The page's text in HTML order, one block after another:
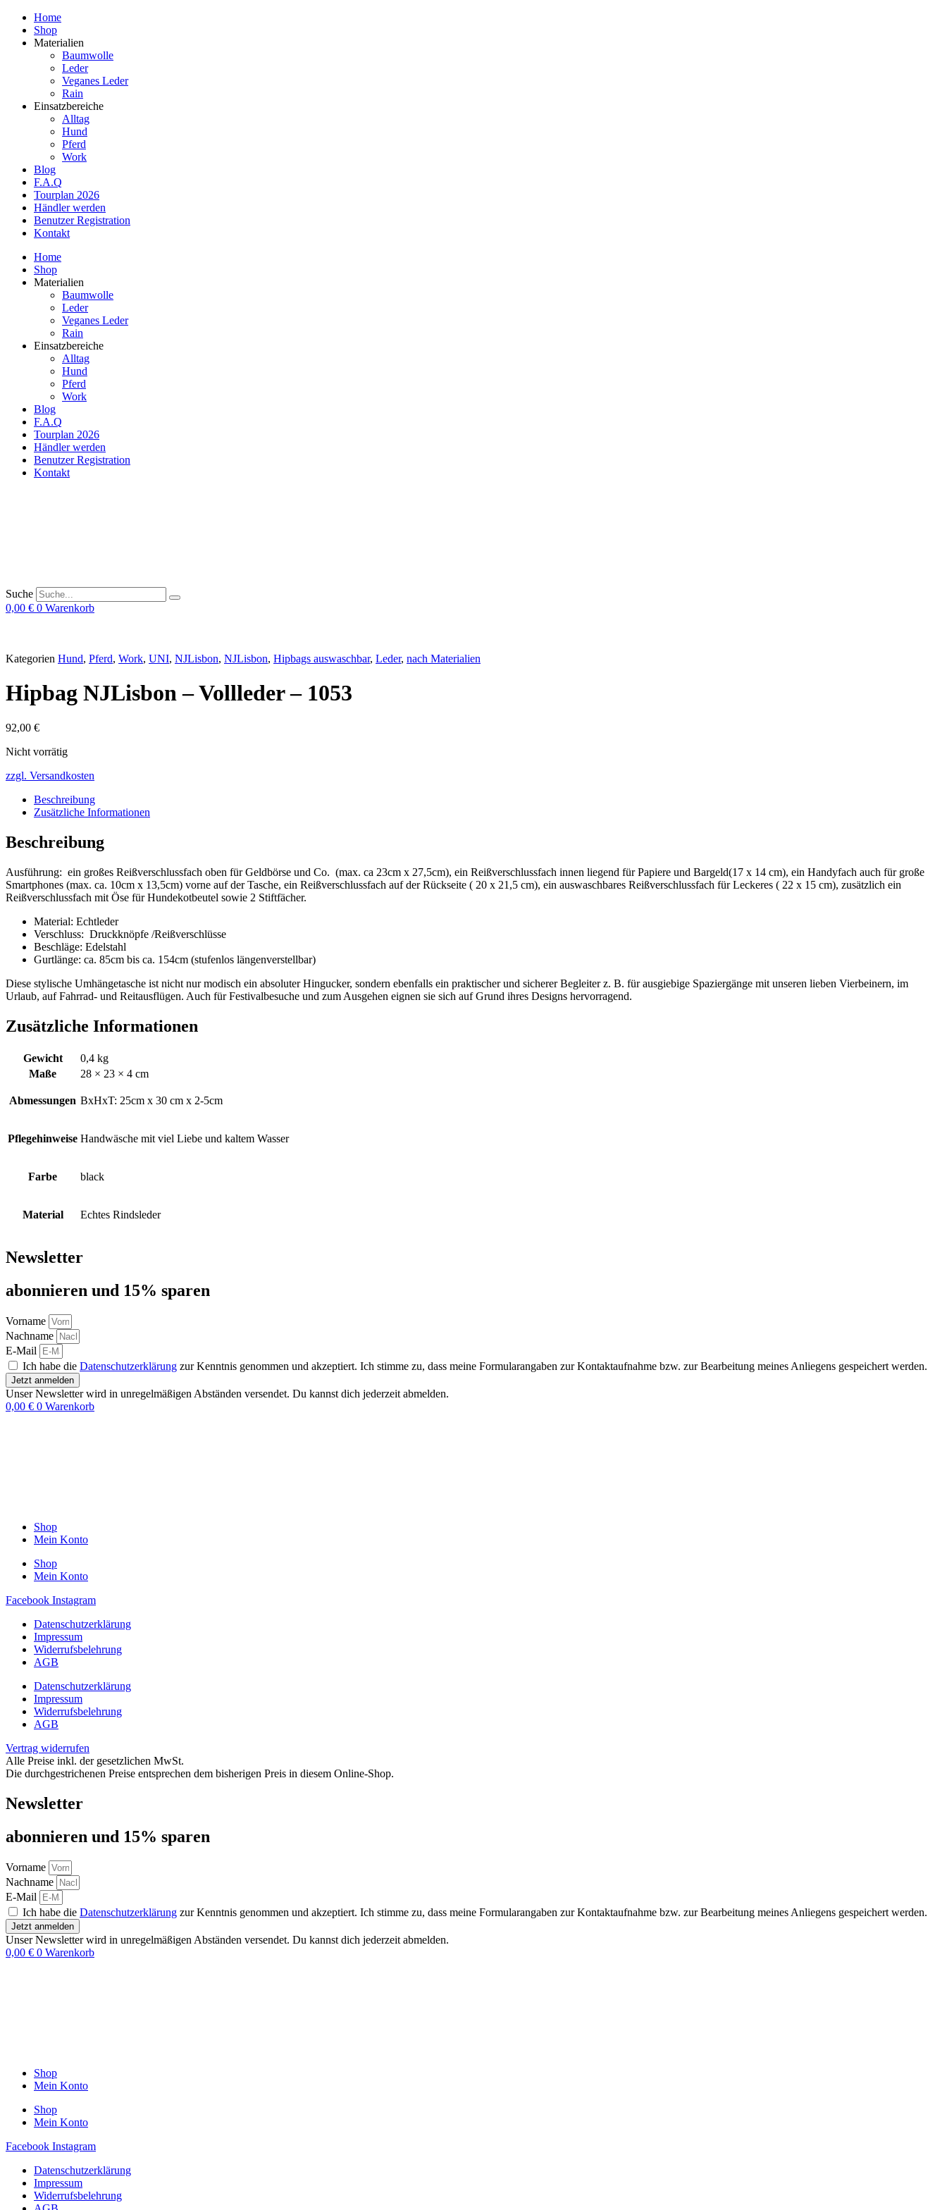
Home
Shop
Materialien
Baumwolle
Leder
Veganes Leder
Rain
Einsatzbereiche
Alltag
Hund
Pferd
Work
Blog
F.A.Q
Tourplan 2026
Händler werden
Benutzer Registration
Kontakt
Home
Shop
Materialien
Baumwolle
Leder
Veganes Leder
Rain
Einsatzbereiche
Alltag
Hund
Pferd
Work
Blog
F.A.Q
Tourplan 2026
Händler werden
Benutzer Registration
Kontakt
Suche
0,00 € 0 Warenkorb
Kategorien Hund, Pferd, Work, UNI, NJLisbon, NJLisbon, Hipbags auswaschbar, Leder, nach Materialien
Hipbag NJLisbon – Vollleder – 1053
92,00 €
Nicht vorrätig
zzgl. Versandkosten
Beschreibung
Zusätzliche Informationen
Beschreibung
Ausführung: ein großes Reißverschlussfach oben für Geldbörse und Co. (max. ca 23cm x 27,5cm), ein Reißverschlussfach innen liegend für Papiere und Bargeld(17 x 14 cm), ein Handyfach auch für große
Smartphones (max. ca. 10cm x 13,5cm) vorne auf der Tasche, ein Reißverschlussfach auf der Rückseite ( 20 x 21,5 cm), ein auswaschbares Reißverschlussfach für Leckeres ( 22 x 15 cm), zusätzlich ein
Reißverschlussfach mit Öse für Hundekotbeutel sowie 2 Stiftfächer.
Material: Echtleder
Verschluss: Druckknöpfe /Reißverschlüsse
Beschläge: Edelstahl
Gurtlänge: ca. 85cm bis ca. 154cm (stufenlos längenverstellbar)
Diese stylische Umhängetasche ist nicht nur modisch ein absoluter Hingucker, sondern ebenfalls ein praktischer und sicherer Begleiter z. B. für ausgiebige Spaziergänge mit unseren lieben Vierbeinern, im
Urlaub, auf Fahrrad- und Reitausflügen. Auch für Festivalbesuche und zum Ausgehen eignen sie sich auf Grund ihres Designs hervorragend.
Zusätzliche Informationen
Gewicht
0,4 kg
Maße
28 × 23 × 4 cm
Abmessungen BxHxT: 25cm x 30 cm x 2-5cm
Pflegehinweise Handwäsche mit viel Liebe und kaltem Wasser
Farbe black
Material Echtes Rindsleder
Newsletter
abon­nie­ren und 15% sparen
Vorname
Nachname
E-Mail
Ich habe die Datenschutzerklärung zur Kenntnis genommen und akzeptiert. Ich stimme zu, dass meine Formularangaben zur Kontaktaufnahme bzw. zur Bearbeitung meines Anliegens gespeichert werden.
Jetzt anmelden
Unser Newsletter wird in unregelmäßigen Abständen versendet. Du kannst dich jederzeit abmelden.
0,00 € 0 Warenkorb
Shop
Mein Konto
Shop
Mein Konto
Facebook Instagram
Datenschutzerklärung
Impressum
Widerrufsbelehrung
AGB
Datenschutzerklärung
Impressum
Widerrufsbelehrung
AGB
Vertrag widerrufen
Alle Preise inkl. der gesetzlichen MwSt.
Die durchgestrichenen Preise entsprechen dem bisherigen Preis in diesem Online-Shop.
Newsletter
abon­nie­ren und 15% sparen
Vorname
Nachname
E-Mail
Ich habe die Datenschutzerklärung zur Kenntnis genommen und akzeptiert. Ich stimme zu, dass meine Formularangaben zur Kontaktaufnahme bzw. zur Bearbeitung meines Anliegens gespeichert werden.
Jetzt anmelden
Unser Newsletter wird in unregelmäßigen Abständen versendet. Du kannst dich jederzeit abmelden.
0,00 € 0 Warenkorb
Shop
Mein Konto
Shop
Mein Konto
Facebook Instagram
Datenschutzerklärung
Impressum
Widerrufsbelehrung